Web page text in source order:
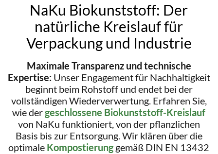
NaKu Biokunststoff: Der
natürliche Kreislauf für
Verpackung und Industrie
Maximale Transparenz und technische
Expertise:Unser Engagement für Nachhaltigkeit
beginnt beim Rohstoff und endet bei der
vollständigen Wiederverwertung. Erfahren Sie,
wie dergeschlossene Biokunststoff-Kreislauf
von NaKu funktioniert, von der pflanzlichen
Basis bis zur Entsorgung. Wir klären über die
optimale Kompostierunggemäß DIN EN 13432